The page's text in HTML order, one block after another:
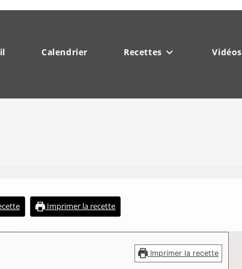
Calendrier Recettes Vidéos
Imprimer la recette
Imprimer la recette